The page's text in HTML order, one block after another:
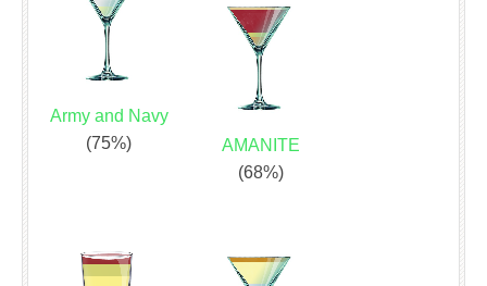
Army and Navy
(75%)
AMANITE
(68%)